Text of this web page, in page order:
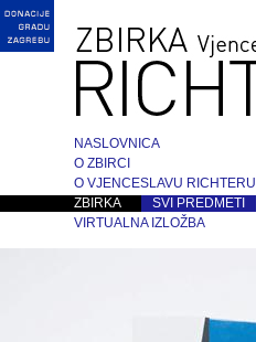
NASLOVNICA
O ZBIRCI
O VJENCESLAVU RICHTERU
ZBIRKA
SVI PREDMETI
VIRTUALNA IZLOŽBA